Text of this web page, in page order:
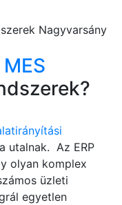
Nagyvarsány
MES
utalnak. Az ERP
olyan komplex
üzleti
egyetlen